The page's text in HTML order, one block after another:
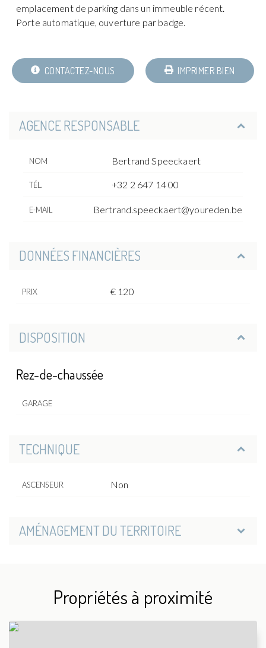
emplacement de parking dans un immeuble récent.
Porte automatique, ouverture par badge.
CONTACTEZ-NOUS IMPRIMER BIEN
AGENCE RESPONSABLE
NOM Bertrand Speeckaert
TÉL. +32 2 647 14 00
E-MAIL Bertrand.speeckaert@youreden.be
DONNÉES FINANCIÈRES
PRIX € 120
DISPOSITION
Rez-de-chaussée
GARAGE
TECHNIQUE
ASCENSEUR Non
AMÉNAGEMENT DU TERRITOIRE
Propriétés à proximité